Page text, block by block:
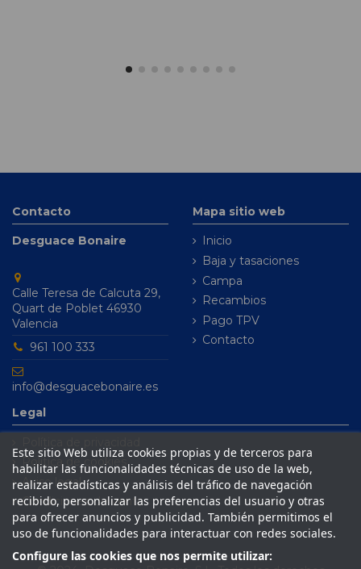
Contacto
Desguace Bonaire
Calle Teresa de Calcuta 29,
Quart de Poblet 46930
Valencia
961 100 333
info@desguacebonaire.es
Mapa sitio web
Inicio
Baja y tasaciones
Campa
Recambios
Pago TPV
Contacto
Legal
Política de cookies
Aviso legal
Condiciones de venta
Este sitio Web utiliza cookies propias y de terceros para
habilitar las funcionalidades técnicas de uso de la web,
realizar estadísticas y análisis del tráfico de navegación
recibido, personalizar las preferencias del usuario y otras
para ofrecer anuncios y publicidad. También permitimos el
uso de funcionalidades para interactuar con redes sociales.
Configure las cookies que nos permite utilizar: